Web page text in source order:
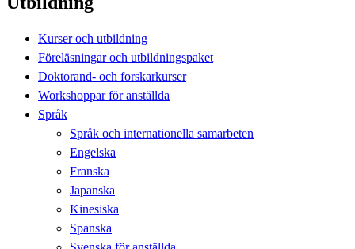
Kurser och utbildning
Föreläsningar och utbildningspaket
Doktorand- och forskarkurser
Workshoppar för anställda
Språk
Språk och internationella samarbeten
Engelska
Franska
Japanska
Kinesiska
Spanska